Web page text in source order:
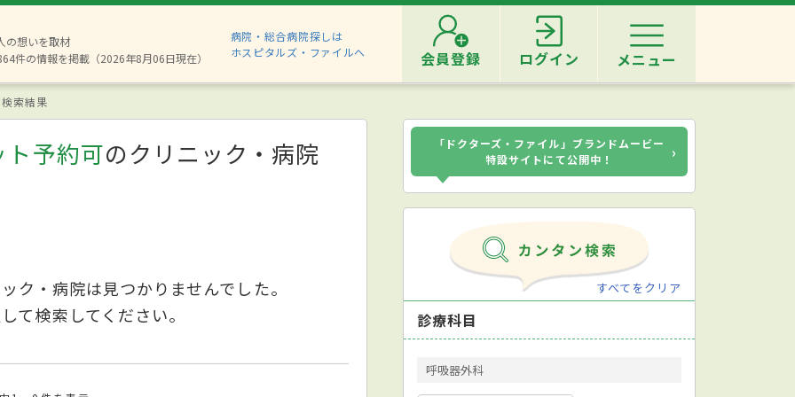
の想いを取材
件の情報を掲載（2026年8月06日現在）
病院・総合病院探しは
ホスピタルズ・ファイルへ
会員登録 ログイン メニュー
索結果
予約可のクリニック・病院
ク・病院は見つかりませんでした。
て検索してください。
「ドクターズ・ファイル」ブランドムービー
特設サイトにて公開中！
›
すべてをクリア
診療科目
呼吸器外科